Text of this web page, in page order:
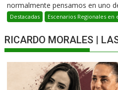
normalmente pensamos en uno
Destacadas Escenarios Regionales
RICARDO MORALES |